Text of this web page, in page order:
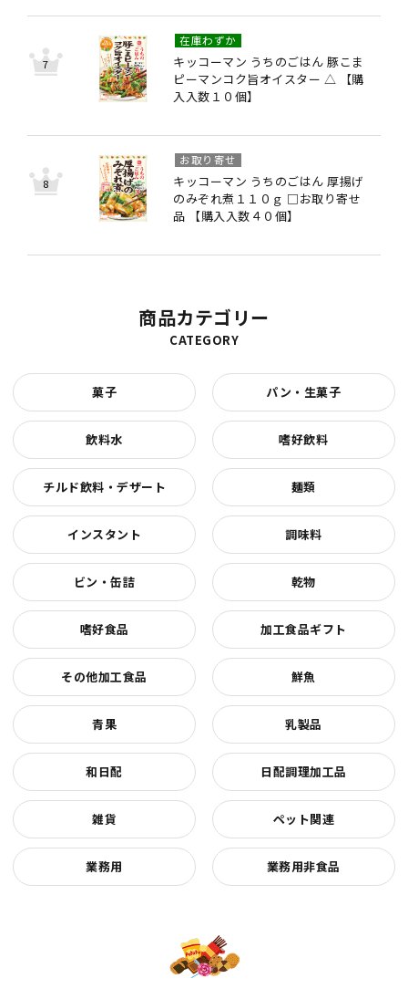
キッコーマン うちのごはん 豚こま
ピーマンコク旨オイスター △ 【購
入入数１０個】
在庫わずか
キッコーマン うちのごはん 厚揚げ
のみぞれ煮１１０ｇ □お取り寄せ
品 【購入入数４０個】
お取り寄せ
商品カテゴリー
CATEGORY
菓子 パン・生菓子
飲料水 嗜好飲料
チルド飲料・デザート 麺類
インスタント 調味料
ビン・缶詰 乾物
嗜好食品 加工食品ギフト
その他加工食品 鮮魚
青果 乳製品
和日配 日配調理加工品
雑貨 ペット関連
業務用 業務用非食品